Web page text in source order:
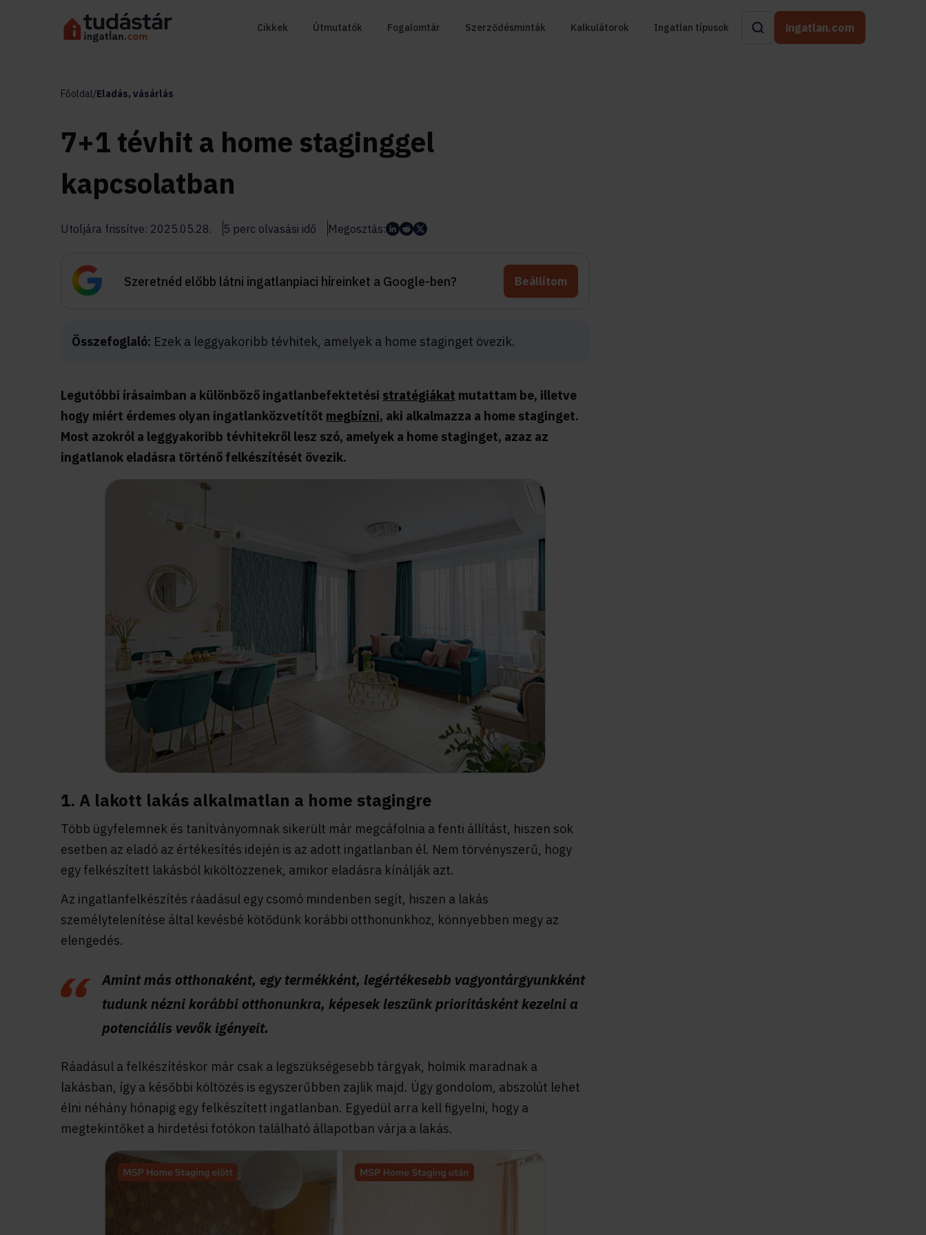
Cikkek Útmutatók Fogalomtár Szerződésminták Kalkulátorok Ingatlan típusok ingatlan.com
Főoldal/Eladás, vásárlás
7+1 tévhit a home staginggel
kapcsolatban
Utoljára frissítve: 2025.05.28. 5 perc olvasási idő Megosztás:
Szeretnéd előbb látni ingatlanpiaci híreinket a Google-ben? Beállítom
Összefoglaló: Ezek a leggyakoribb tévhitek, amelyek a home staginget övezik.
Legutóbbi írásaimban a különböző ingatlanbefektetési stratégiákat mutattam be, illetve
hogy miért érdemes olyan ingatlanközvetítőt megbízni, aki alkalmazza a home staginget.
Most azokról a leggyakoribb tévhitekről lesz szó, amelyek a home staginget, azaz az
ingatlanok eladásra történő felkészítését övezik.
1. A lakott lakás alkalmatlan a home stagingre
Több ügyfelemnek és tanítványomnak sikerült már megcáfolnia a fenti állítást, hiszen sok
esetben az eladó az értékesítés idején is az adott ingatlanban él. Nem törvényszerű, hogy
egy felkészített lakásból kiköltözzenek, amikor eladásra kínálják azt.
Az ingatlanfelkészítés ráadásul egy csomó mindenben segít, hiszen a lakás
személytelenítése által kevésbé kötődünk korábbi otthonunkhoz, könnyebben megy az
elengedés.
Amint más otthonaként, egy termékként, legértékesebb vagyontárgyunkként
tudunk nézni korábbi otthonunkra, képesek leszünk prioritásként kezelni a
potenciális vevők igényeit.
Ráadásul a felkészítéskor már csak a legszükségesebb tárgyak, holmik maradnak a
lakásban, így a későbbi költözés is egyszerűbben zajlik majd. Úgy gondolom, abszolút lehet
élni néhány hónapig egy felkészített ingatlanban. Egyedül arra kell figyelni, hogy a
megtekintőket a hirdetési fotókon található állapotban várja a lakás.